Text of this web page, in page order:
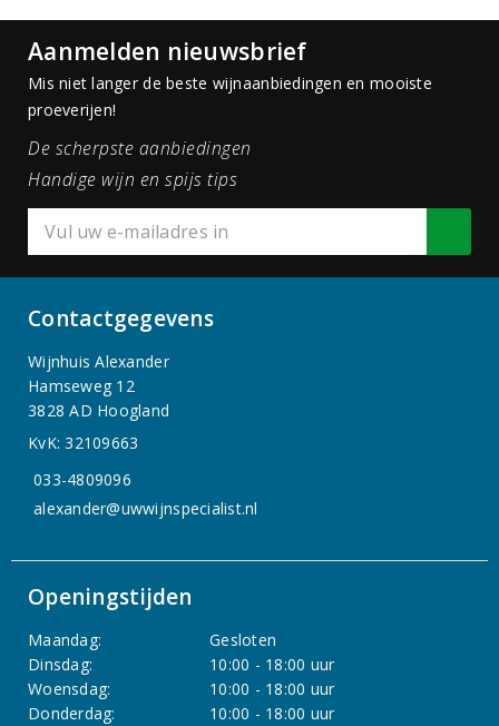
Aanmelden nieuwsbrief
Mis niet langer de beste wijnaanbiedingen en mooiste
proeverijen!
De scherpste aanbiedingen
Handige wijn en spijs tips
Contactgegevens
Wijnhuis Alexander
Hamseweg 12
3828 AD Hoogland
KvK: 32109663
033-4809096
alexander@uwwijnspecialist.nl
Openingstijden
Maandag:
Gesloten
Dinsdag:
10:00 - 18:00 uur
Woensdag:
10:00 - 18:00 uur
Donderdag:
10:00 - 18:00 uur